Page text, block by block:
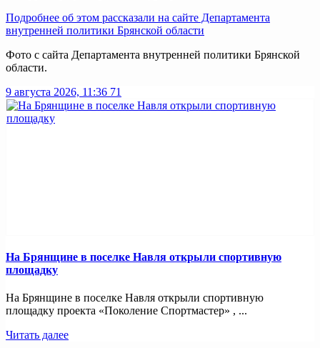
Подробнее об этом рассказали на сайте Департамента
внутренней политики Брянской области
Фото с сайта Департамента внутренней политики Брянской
области.
9 августа 2026, 11:36 71
На Брянщине в поселке Навля открыли спортивную
площадку
На Брянщине в поселке Навля открыли спортивную
площадку проекта «Поколение Спортмастер» , ...
Читать далее